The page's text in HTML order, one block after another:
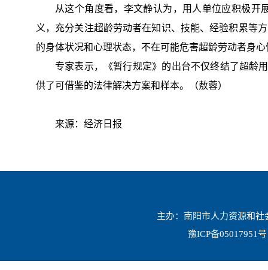
从这个角度看，李文静认为，用人单位应积极
义，充分关注超龄劳动者在知识、技能、经验积累等
的身体状况和心理状态，不在可能危害超龄劳动者身
专家表示，《暂行规定》的出台不仅终结了超龄
供了可借鉴的法律解决方案和样本。
（敖蓉）
来源：经济日报
主办：南阳市人力资源和
豫ICP备05017951号